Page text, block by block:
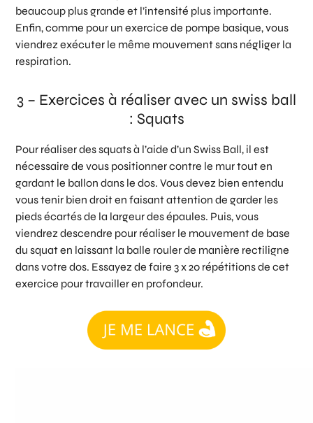
beaucoup plus grande et l’intensité plus importante.
Enfin, comme pour un exercice de pompe basique, vous
viendrez exécuter le même mouvement sans négliger la
respiration.
3 – Exercices à réaliser avec un swiss ball
: Squats
Pour réaliser des squats à l’aide d’un Swiss Ball, il est
nécessaire de vous positionner contre le mur tout en
gardant le ballon dans le dos. Vous devez bien entendu
vous tenir bien droit en faisant attention de garder les
pieds écartés de la largeur des épaules. Puis, vous
viendrez descendre pour réaliser le mouvement de base
du squat en laissant la balle rouler de manière rectiligne
dans votre dos. Essayez de faire 3 x 20 répétitions de cet
exercice pour travailler en profondeur.